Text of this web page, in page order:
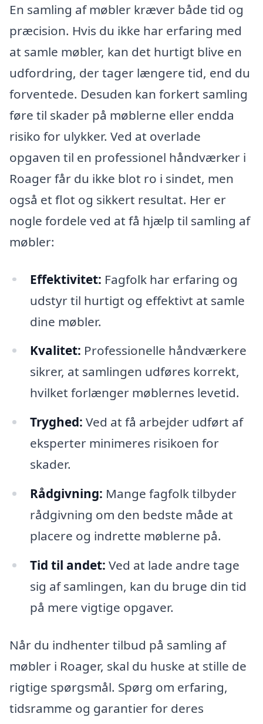
En samling af møbler kræver både tid og
præcision. Hvis du ikke har erfaring med
at samle møbler, kan det hurtigt blive en
udfordring, der tager længere tid, end du
forventede. Desuden kan forkert samling
føre til skader på møblerne eller endda
risiko for ulykker. Ved at overlade
opgaven til en professionel håndværker i
Roager får du ikke blot ro i sindet, men
også et flot og sikkert resultat. Her er
nogle fordele ved at få hjælp til samling af
møbler:
Effektivitet: Fagfolk har erfaring og
udstyr til hurtigt og effektivt at samle
dine møbler.
Kvalitet: Professionelle håndværkere
sikrer, at samlingen udføres korrekt,
hvilket forlænger møblernes levetid.
Tryghed: Ved at få arbejder udført af
eksperter minimeres risikoen for
skader.
Rådgivning: Mange fagfolk tilbyder
rådgivning om den bedste måde at
placere og indrette møblerne på.
Tid til andet: Ved at lade andre tage
sig af samlingen, kan du bruge din tid
på mere vigtige opgaver.
Når du indhenter tilbud på samling af
møbler i Roager, skal du huske at stille de
rigtige spørgsmål. Spørg om erfaring,
tidsramme og garantier for deres